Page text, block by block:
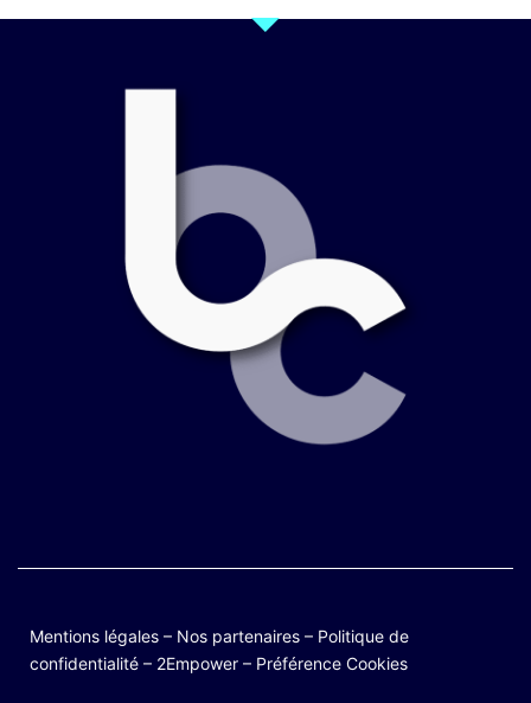
Mentions légales – Nos partenaires – Politique de
confidentialité – 2Empower – Préférence Cookies